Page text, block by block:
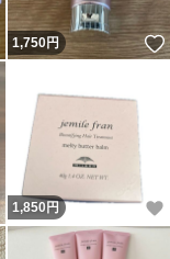
いいね！
1,750円
いいね！
1,850 円